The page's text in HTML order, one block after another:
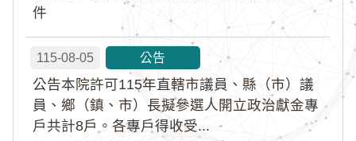
件
115-08-05 公告
公告本院許可115年直轄市議員、縣（市）議
員、鄉（鎮、市）長擬參選人開立政治獻金專
戶共計8戶。各專戶得收受...